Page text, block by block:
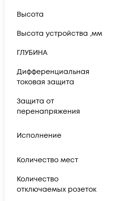
Высота
Высота устройства ,мм
ГЛУБИНА
Дифференциальная
токовая защита
Защита от
перенапряжения
Исполнение
Количество мест
Количество
отключаемых розеток